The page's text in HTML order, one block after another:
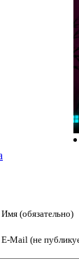
Имя (обязательно)
E-Mail (не